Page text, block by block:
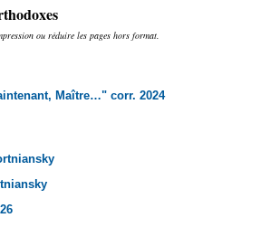
ou réduire les pages hors format.
Maître…" corr. 2024